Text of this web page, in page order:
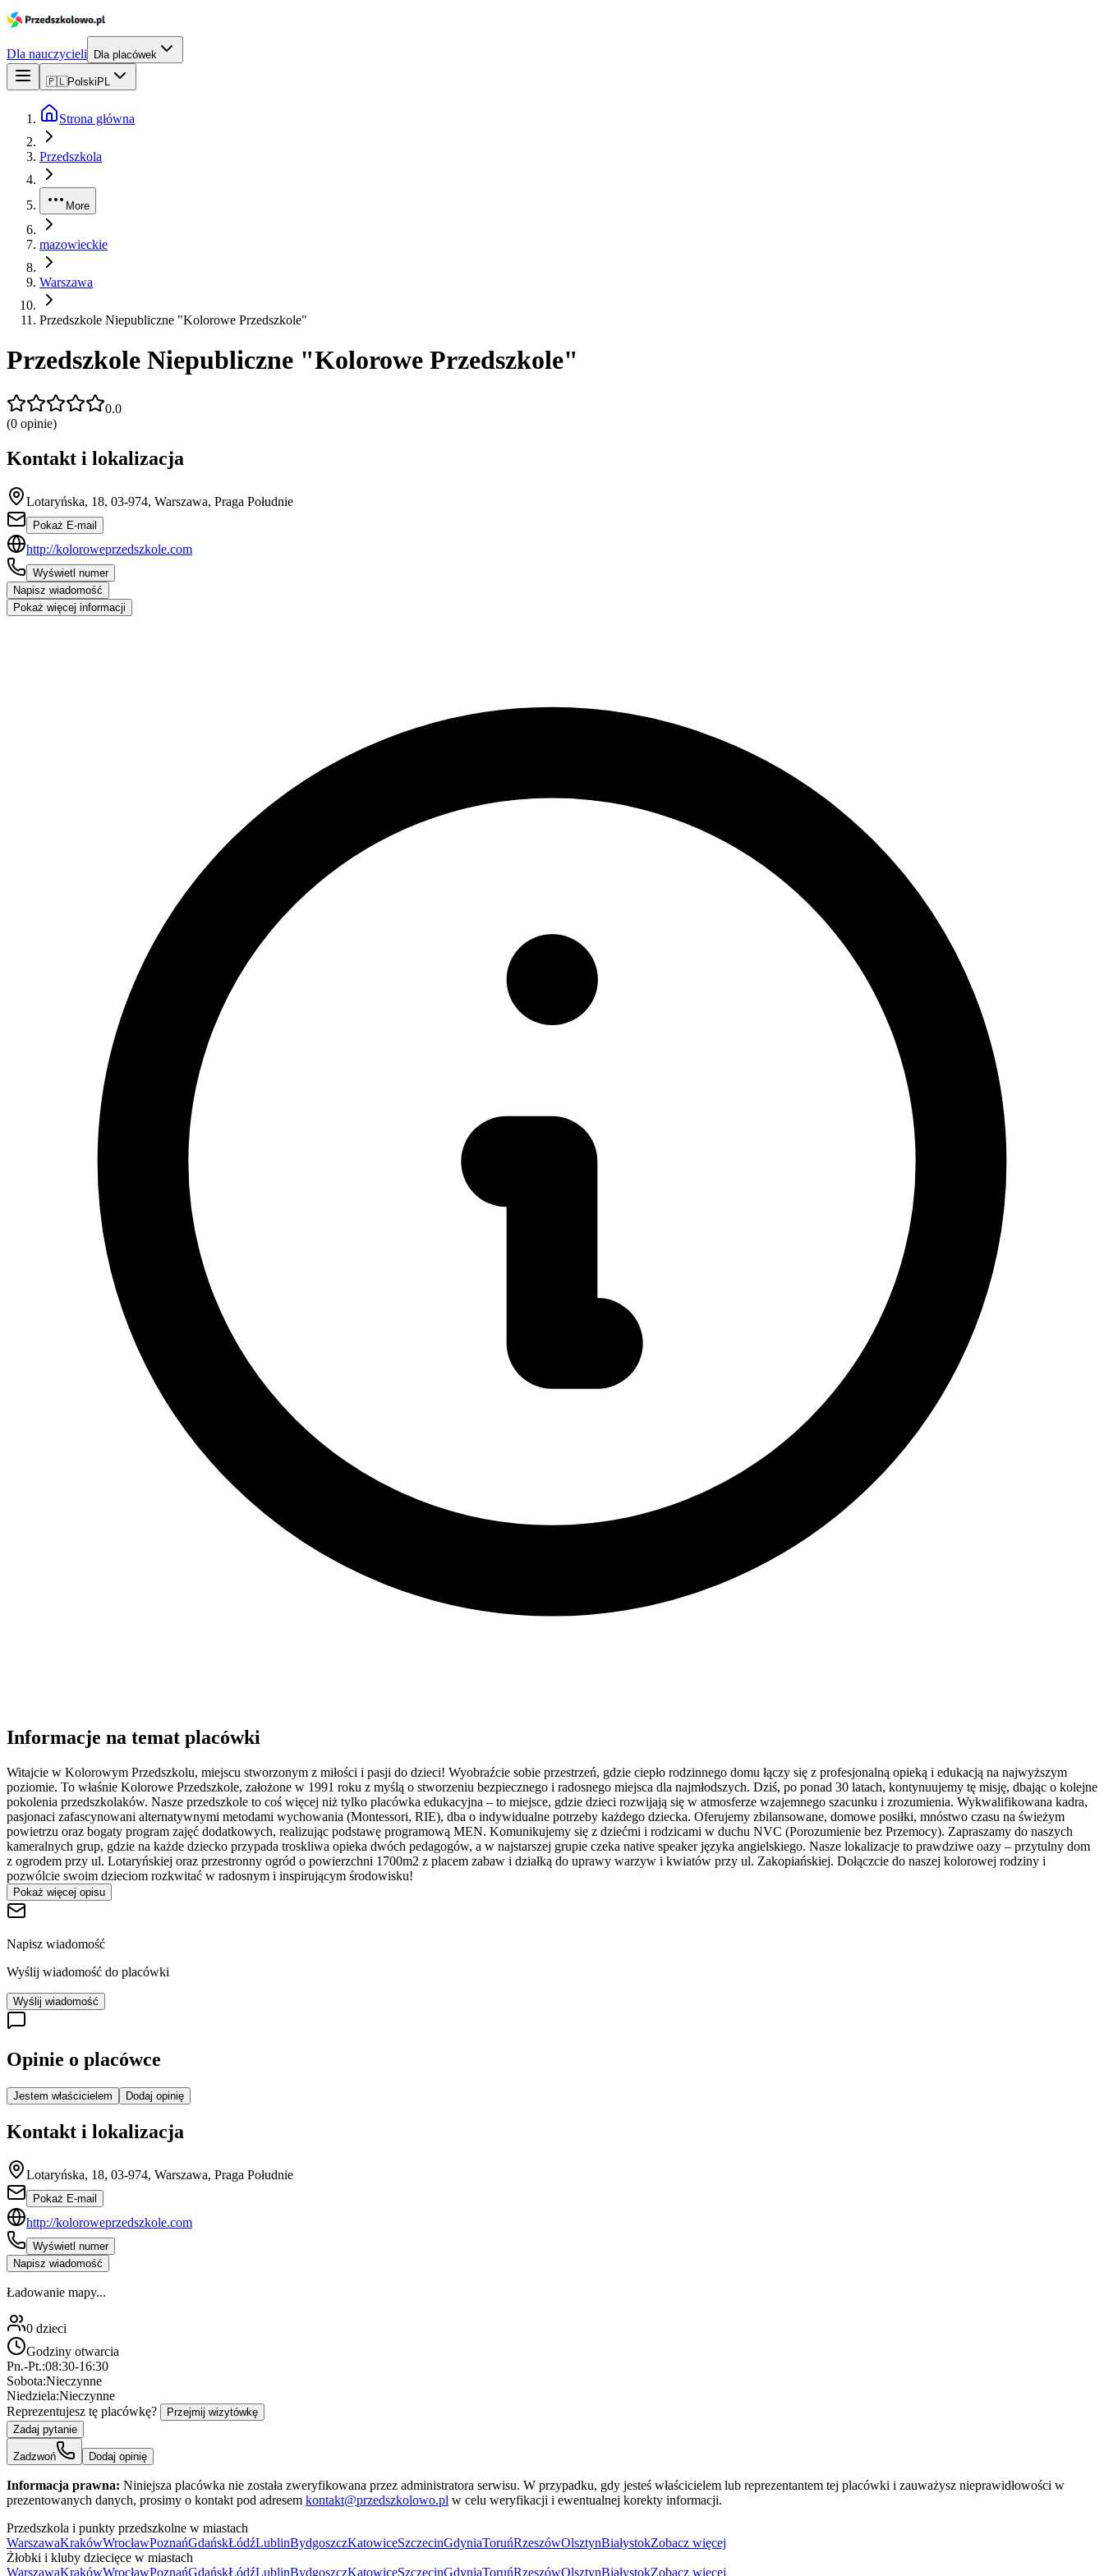
Dla nauczycieli Dla placówek
🇵🇱Polski PL
Strona główna
Przedszkola
More
mazowieckie
Warszawa
Przedszkole Niepubliczne "Kolorowe Przedszkole"
Przedszkole Niepubliczne "Kolorowe Przedszkole"
0.0
(0 opinie)
Kontakt i lokalizacja
Lotaryńska, 18, 03-974, Warszawa, Praga Południe
Pokaż E-mail
http://koloroweprzedszkole.com
Wyświetl numer
Napisz wiadomość
Pokaż więcej informacji
Informacje na temat placówki
Witajcie w Kolorowym Przedszkolu, miejscu stworzonym z miłości i pasji do dzieci! Wyobraźcie sobie przestrzeń, gdzie ciepło rodzinnego domu łączy się z profesjonalną opieką i edukacją na najwyższym
poziomie. To właśnie Kolorowe Przedszkole, założone w 1991 roku z myślą o stworzeniu bezpiecznego i radosnego miejsca dla najmłodszych. Dziś, po ponad 30 latach, kontynuujemy tę misję, dbając o kolejne
pokolenia przedszkolaków. Nasze przedszkole to coś więcej niż tylko placówka edukacyjna – to miejsce, gdzie dzieci rozwijają się w atmosferze wzajemnego szacunku i zrozumienia. Wykwalifikowana kadra,
pasjonaci zafascynowani alternatywnymi metodami wychowania (Montessori, RIE), dba o indywidualne potrzeby każdego dziecka. Oferujemy zbilansowane, domowe posiłki, mnóstwo czasu na świeżym
powietrzu oraz bogaty program zajęć dodatkowych, realizując podstawę programową MEN. Komunikujemy się z dziećmi i rodzicami w duchu NVC (Porozumienie bez Przemocy). Zapraszamy do naszych
kameralnych grup, gdzie na każde dziecko przypada troskliwa opieka dwóch pedagogów, a w najstarszej grupie czeka native speaker języka angielskiego. Nasze lokalizacje to prawdziwe oazy – przytulny dom
z ogrodem przy ul. Lotaryńskiej oraz przestronny ogród o powierzchni 1700m2 z placem zabaw i działką do uprawy warzyw i kwiatów przy ul. Zakopiańskiej. Dołączcie do naszej kolorowej rodziny i
pozwólcie swoim dzieciom rozkwitać w radosnym i inspirującym środowisku!
Pokaż więcej opisu
Napisz wiadomość
Wyślij wiadomość do placówki
Wyślij wiadomość
Opinie o placówce
Jestem właścicielem Dodaj opinię
Kontakt i lokalizacja
Lotaryńska, 18, 03-974, Warszawa, Praga Południe
Pokaż E-mail
http://koloroweprzedszkole.com
Wyświetl numer
Napisz wiadomość
Ładowanie mapy...
0 dzieci
Godziny otwarcia
Pn.-Pt.:08:30-16:30
Sobota:Nieczynne
Niedziela:Nieczynne
Reprezentujesz tę placówkę?
Przejmij wizytówkę
Zadaj pytanie
Zadzwoń Dodaj opinię
Informacja prawna: Niniejsza placówka nie została zweryfikowana przez administratora serwisu. W przypadku, gdy jesteś właścicielem lub reprezentantem tej placówki i zauważysz nieprawidłowości w
prezentowanych danych, prosimy o kontakt pod adresem kontakt@przedszkolowo.pl w celu weryfikacji i ewentualnej korekty informacji.
Przedszkola i punkty przedszkolne w miastach
WarszawaKrakówWrocławPoznańGdańskŁódźLublinBydgoszczKatowiceSzczecinGdyniaToruńRzeszówOlsztynBiałystokZobacz więcej
Żłobki i kluby dziecięce w miastach
WarszawaKrakówWrocławPoznańGdańskŁódźLublinBydgoszczKatowiceSzczecinGdyniaToruńRzeszówOlsztynBiałystokZobacz więcej